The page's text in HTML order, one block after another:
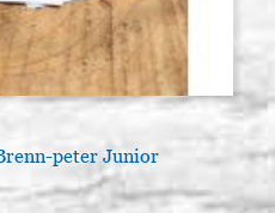
peter Junior